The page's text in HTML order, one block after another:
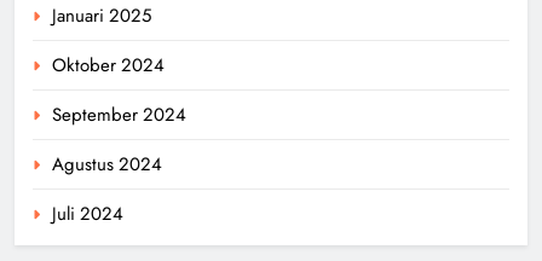
Januari 2025
Oktober 2024
September 2024
Agustus 2024
Juli 2024